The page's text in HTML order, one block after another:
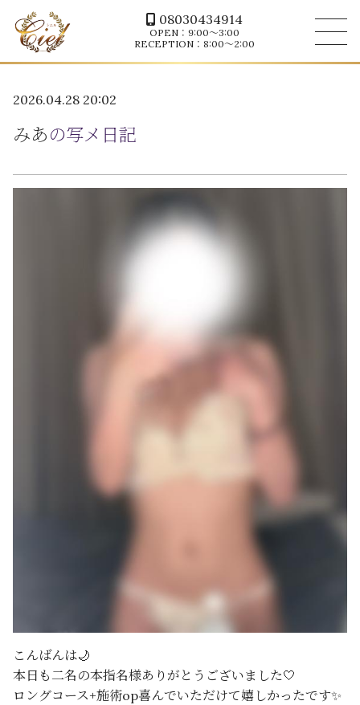
08030434914
OPEN：9:00～3:00
RECEPTION：8:00～2:00
2026.04.28 20:02
みあの写メ日記
こんばんは🌙
本日も二名の本指名様ありがとうございました🤍
ロングコース+施術op喜んでいただけて嬉しかったです✨